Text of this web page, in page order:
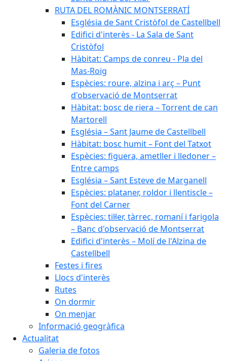
RUTA DEL ROMÀNIC MONTSERRATÍ
Església de Sant Cristòfol de Castellbell
Edifici d'interès - La Sala de Sant
Cristòfol
Hàbitat: Camps de conreu - Pla del
Mas-Roig
Espècies: roure, alzina i arç – Punt
d'observació de Montserrat
Hàbitat: bosc de riera – Torrent de can
Martorell
Església – Sant Jaume de Castellbell
Hàbitat: bosc humit – Font del Tatxot
Espècies: figuera, ametller i lledoner –
Entre camps
Església – Sant Esteve de Marganell
Espècies: plataner, roldor i llentiscle –
Font del Carner
Espècies: til·ler, tàrrec, romaní i farigola
– Banc d'observació de Montserrat
Edifici d'interès – Molí de l'Alzina de
Castellbell
Festes i fires
Llocs d'interès
Rutes
On dormir
On menjar
Informació geogràfica
Actualitat
Galeria de fotos